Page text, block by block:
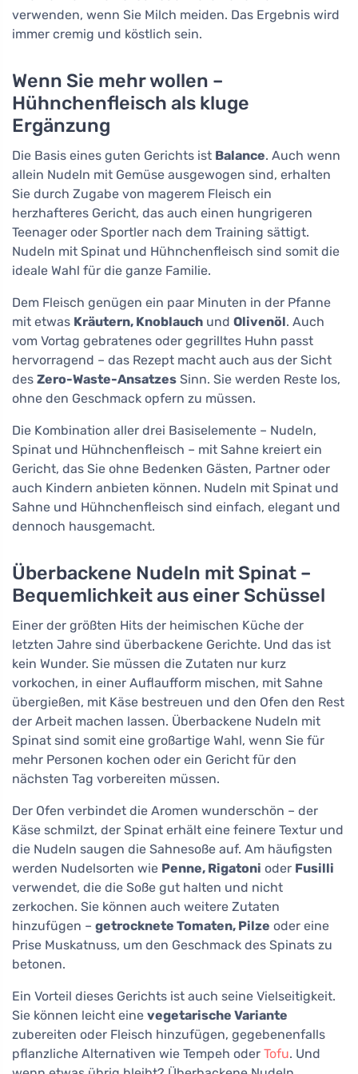
verwenden, wenn Sie Milch meiden. Das Ergebnis wird
immer cremig und köstlich sein.
Wenn Sie mehr wollen –
Hühnchenfleisch als kluge
Ergänzung
Die Basis eines guten Gerichts ist Balance. Auch wenn
allein Nudeln mit Gemüse ausgewogen sind, erhalten
Sie durch Zugabe von magerem Fleisch ein
herzhafteres Gericht, das auch einen hungrigeren
Teenager oder Sportler nach dem Training sättigt.
Nudeln mit Spinat und Hühnchenfleisch sind somit die
ideale Wahl für die ganze Familie.
Dem Fleisch genügen ein paar Minuten in der Pfanne
mit etwas Kräutern, Knoblauch und Olivenöl. Auch
vom Vortag gebratenes oder gegrilltes Huhn passt
hervorragend – das Rezept macht auch aus der Sicht
des Zero-Waste-Ansatzes Sinn. Sie werden Reste los,
ohne den Geschmack opfern zu müssen.
Die Kombination aller drei Basiselemente – Nudeln,
Spinat und Hühnchenfleisch – mit Sahne kreiert ein
Gericht, das Sie ohne Bedenken Gästen, Partner oder
auch Kindern anbieten können. Nudeln mit Spinat und
Sahne und Hühnchenfleisch sind einfach, elegant und
dennoch hausgemacht.
Überbackene Nudeln mit Spinat –
Bequemlichkeit aus einer Schüssel
Einer der größten Hits der heimischen Küche der
letzten Jahre sind überbackene Gerichte. Und das ist
kein Wunder. Sie müssen die Zutaten nur kurz
vorkochen, in einer Auflaufform mischen, mit Sahne
übergießen, mit Käse bestreuen und den Ofen den Rest
der Arbeit machen lassen. Überbackene Nudeln mit
Spinat sind somit eine großartige Wahl, wenn Sie für
mehr Personen kochen oder ein Gericht für den
nächsten Tag vorbereiten müssen.
Der Ofen verbindet die Aromen wunderschön – der
Käse schmilzt, der Spinat erhält eine feinere Textur und
die Nudeln saugen die Sahnesoße auf. Am häufigsten
werden Nudelsorten wie Penne, Rigatoni oder Fusilli
verwendet, die die Soße gut halten und nicht
zerkochen. Sie können auch weitere Zutaten
hinzufügen – getrocknete Tomaten, Pilze oder eine
Prise Muskatnuss, um den Geschmack des Spinats zu
betonen.
Ein Vorteil dieses Gerichts ist auch seine Vielseitigkeit.
Sie können leicht eine vegetarische Variante
zubereiten oder Fleisch hinzufügen, gegebenenfalls
pflanzliche Alternativen wie Tempeh oder Tofu. Und